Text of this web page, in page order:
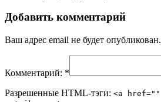
Добавить комментарий
Ваш адрес email не будет опубликован.
Комментарий: *
Разрешенные HTML-тэги: <a